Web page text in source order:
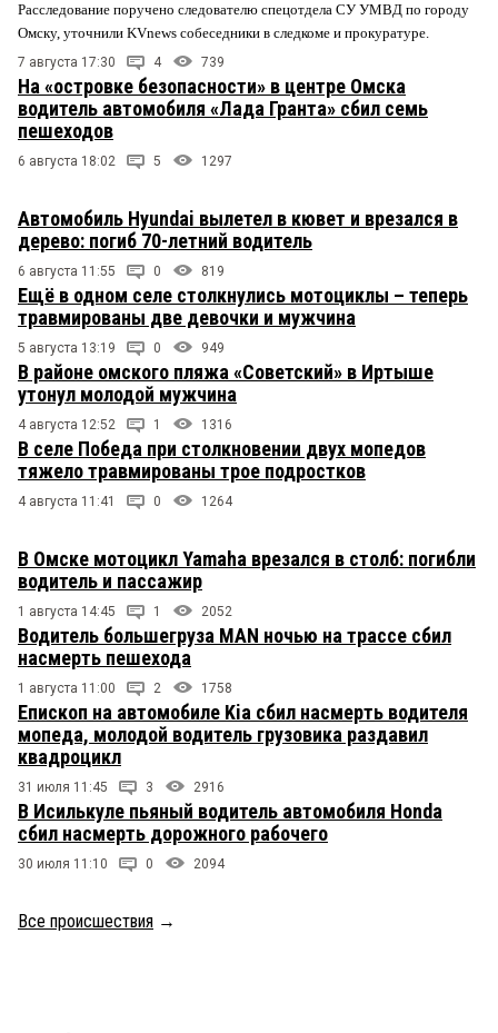
Расследование поручено следователю спецотдела СУ УМВД по городу
Омску, уточнили KVnews собеседники в следкоме и прокуратуре.
7 августа 17:30 4 739
На «островке безопасности» в центре Омска
водитель автомобиля «Лада Гранта» сбил семь
пешеходов
6 августа 18:02 5 1297
Автомобиль Hyundai вылетел в кювет и врезался в
дерево: погиб 70-летний водитель
6 августа 11:55 0 819
Ещё в одном селе столкнулись мотоциклы – теперь
травмированы две девочки и мужчина
5 августа 13:19 0 949
В районе омского пляжа «Советский» в Иртыше
утонул молодой мужчина
4 августа 12:52 1 1316
В селе Победа при столкновении двух мопедов
тяжело травмированы трое подростков
4 августа 11:41 0 1264
В Омске мотоцикл Yamaha врезался в столб: погибли
водитель и пассажир
1 августа 14:45 1 2052
Водитель большегруза MAN ночью на трассе сбил
насмерть пешехода
1 августа 11:00 2 1758
Епископ на автомобиле Kia сбил насмерть водителя
мопеда, молодой водитель грузовика раздавил
квадроцикл
31 июля 11:45 3 2916
В Исилькуле пьяный водитель автомобиля Honda
сбил насмерть дорожного рабочего
30 июля 11:10 0 2094
Все происшествия →